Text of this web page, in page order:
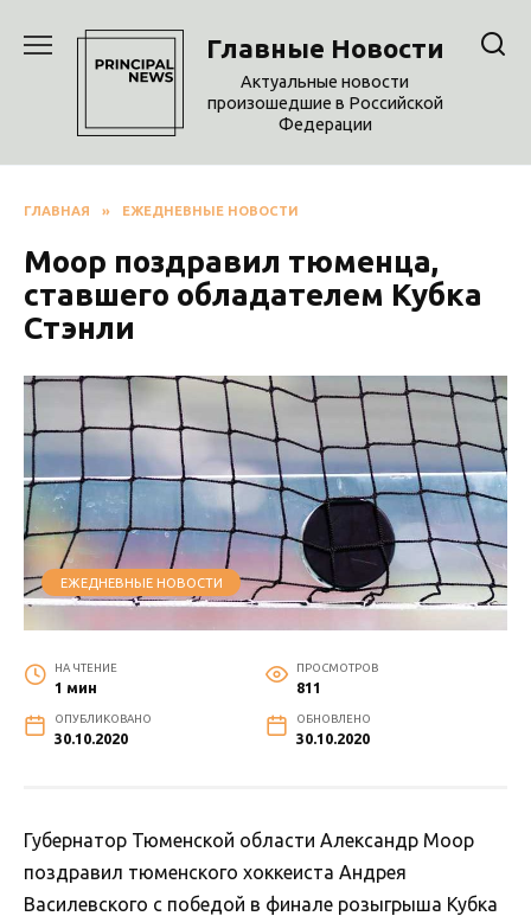
содержанию
Главные Новости
Актуальные новости
произошедшие в Российской
Федерации
ГЛАВНАЯ » ЕЖЕДНЕВНЫЕ НОВОСТИ
Моор поздравил тюменца,
ставшего обладателем Кубка
Стэнли
ЕЖЕДНЕВНЫЕ НОВОСТИ
НА ЧТЕНИЕ
1 мин
ПРОСМОТРОВ
811
ОПУБЛИКОВАНО
30.10.2020
ОБНОВЛЕНО
30.10.2020
Губернатор Тюменской области Александр Моор
поздравил тюменского хоккеиста Андрея
Василевского с победой в финале розыгрыша Кубка